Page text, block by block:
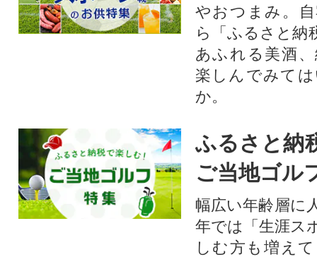
やおつまみ。
ら「ふるさと納
あふれる美酒
楽しんでみて
か。
ふるさと納
ご当地ゴル
幅広い年齢層に
年では「生涯ス
しむ方も増え